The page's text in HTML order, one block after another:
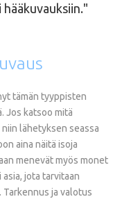
tämän tyyppisten
Jos katsoo mitä
lähetyksen seassa
aina näitä isoja
menevät myös monet
jota tarvitaan
ja valotus